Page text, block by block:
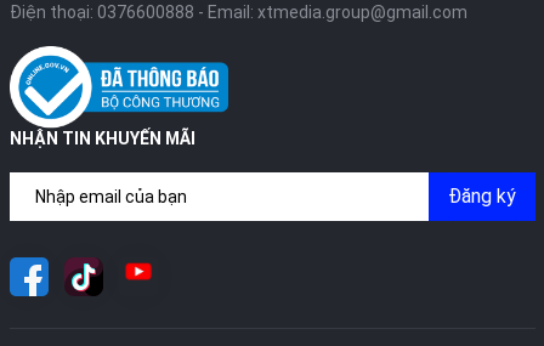
Điện thoại: 0376600888 - Email: xtmedia.group@gmail.com
NHẬN TIN KHUYẾN MÃI
Đăng ký